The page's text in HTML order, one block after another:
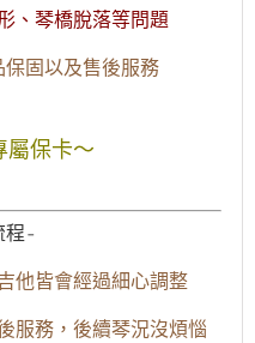
、琴橋脫落等問題
固以及售後服務
屬保卡～
程-
他皆會經過細心調整
服務，後續琴況沒煩惱